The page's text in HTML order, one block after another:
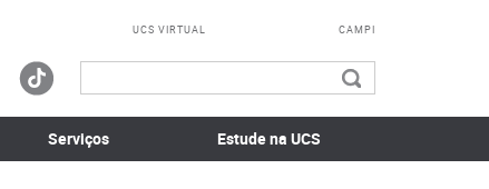
UCS VIRTUAL CAMPI
Serviços Estude na UCS